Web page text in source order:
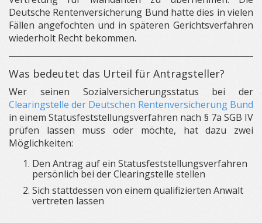
Deutsche Rentenversicherung Bund hatte dies in vielen
Fällen angefochten und in späteren Gerichtsverfahren
wiederholt Recht bekommen.
Was bedeutet das Urteil für Antragsteller?
Wer seinen Sozialversicherungsstatus bei der
Clearingstelle der Deutschen Rentenversicherung Bund
in einem Statusfeststellungsverfahren nach § 7a SGB IV
prüfen lassen muss oder möchte, hat dazu zwei
Möglichkeiten:
Den Antrag auf ein Statusfeststellungsverfahren
persönlich bei der Clearingstelle stellen
Sich stattdessen von einem qualifizierten Anwalt
vertreten lassen